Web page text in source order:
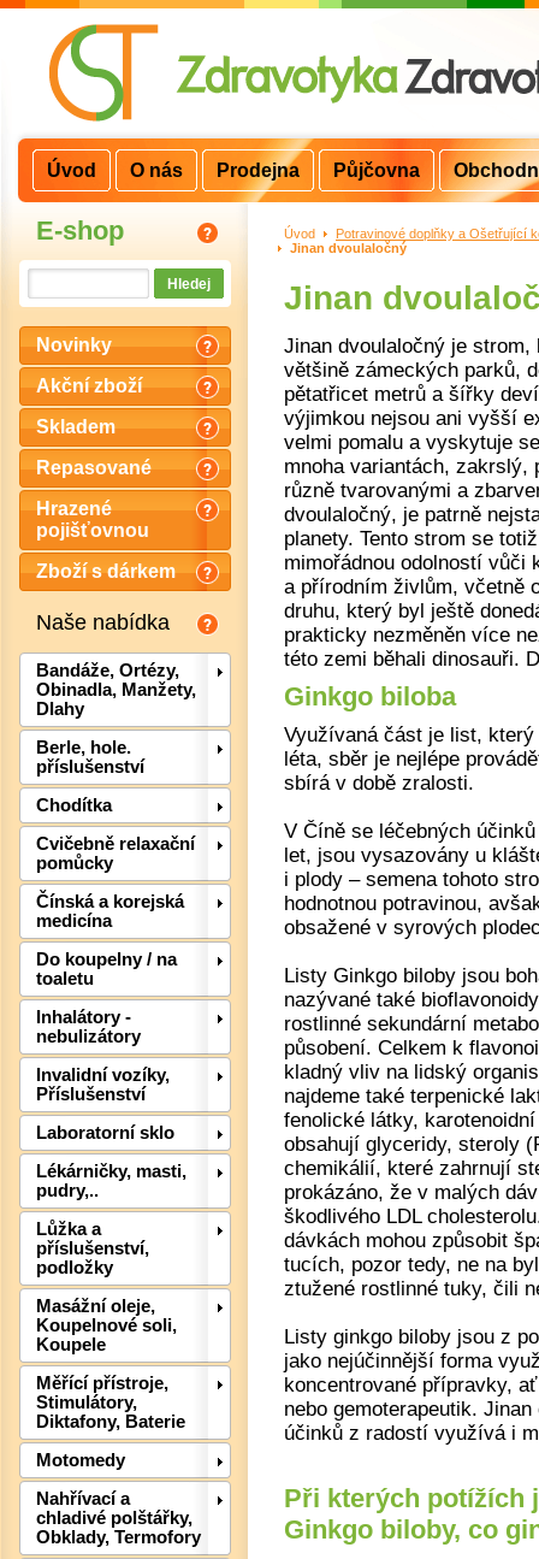
E-shop
Novinky
Akční zboží
Skladem
Repasované
Hrazené
pojišťovnou
Zboží s dárkem
Naše nabídka
Bandáže, Ortézy,
Obinadla, Manžety,
Dlahy
Berle, hole.
příslušenství
Chodítka
Cvičebně relaxační
pomůcky
Čínská a korejská
medicína
Do koupelny / na
toaletu
Inhalátory -
nebulizátory
Invalidní vozíky,
Příslušenství
Laboratorní sklo
Lékárničky, masti,
pudry,..
Lůžka a
příslušenství,
podložky
Masážní oleje,
Koupelnové soli,
Koupele
Měřící přístroje,
Stimulátory,
Diktafony, Baterie
Motomedy
Nahřívací a
chladivé polštářky,
Obklady, Termofory
Úvod >
Potravinové doplňky a Ošetřující
Jinan dvoulaločný
Jinan
Jinan dvoulaločný je strom,
většině zámeckých parků,
pětatřicet metrů a šířky
výjimkou nejsou ani vyšší
velmi pomalu a vyskytuje
mnoha variantách, zakrslý,
různě tvarovanými a
dvoulaločný, je patrně
planety. Tento strom se
mimořádnou odolností vůči
a přírodním živlům, včetně
druhu, který byl ještě
prakticky nezměněn více
této zemi běhali dinosauři.
Ginkgo biloba
Využívaná část je list,
léta, sběr je nejlépe
sbírá v době zralosti.
V Číně se léčebných
let, jsou vysazovány u
i plody – semena tohoto
hodnotnou potravinou,
obsažené v syrových
Listy Ginkgo biloby jsou
nazývané také
rostlinné sekundární
působení. Celkem k
kladný vliv na lidský
najdeme také terpenické
fenolické látky,
obsahují glyceridy, steroly
chemikálií, které zahrnují
prokázáno, že v malých
škodlivého LDL
dávkách mohou způsobit
tucích, pozor tedy, ne na
ztužené rostlinné tuky, čili
Listy ginkgo biloby jsou z
jako nejúčinnější forma
koncentrované přípravky,
nebo gemoterapeutik.
účinků z radostí využívá i
Při kterých potížích
Ginkgo biloby, co
Úvod O nás Prodejna Půjčovna